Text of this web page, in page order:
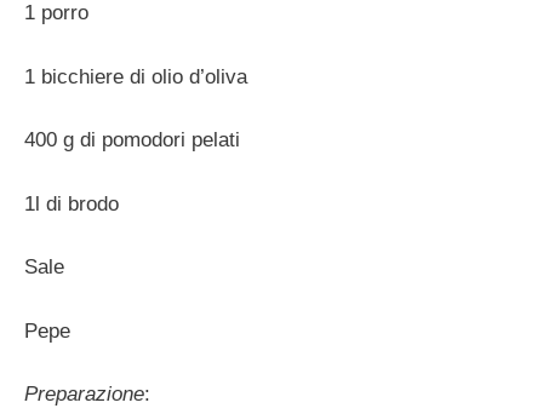
1 porro
1 bicchiere di olio d’oliva
400 g di pomodori pelati
1l di brodo
Sale
Pepe
Preparazione: